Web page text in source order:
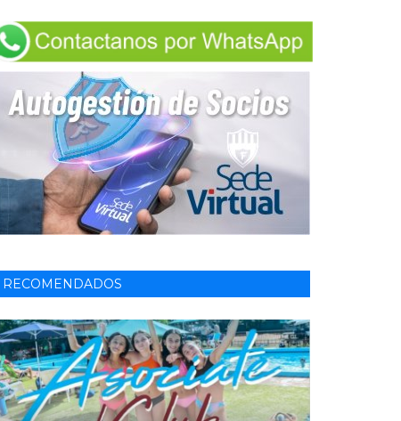
RECOMENDADOS